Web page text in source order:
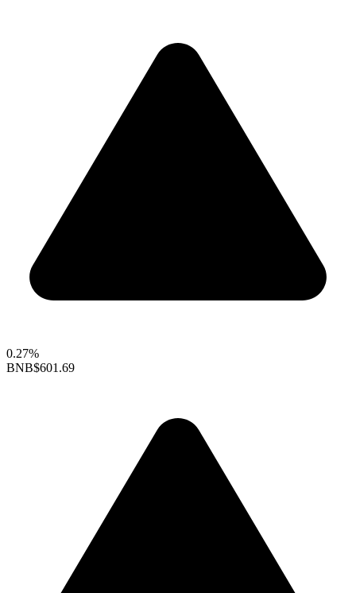
0.27%
BNB$601.69